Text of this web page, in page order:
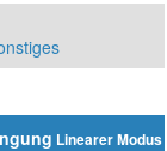
Linearer Modus